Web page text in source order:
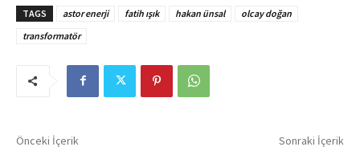
TAGS astor enerji fatih ışık hakan ünsal
olcay doğan
transformatör
Önceki İçerik Sonraki İçerik